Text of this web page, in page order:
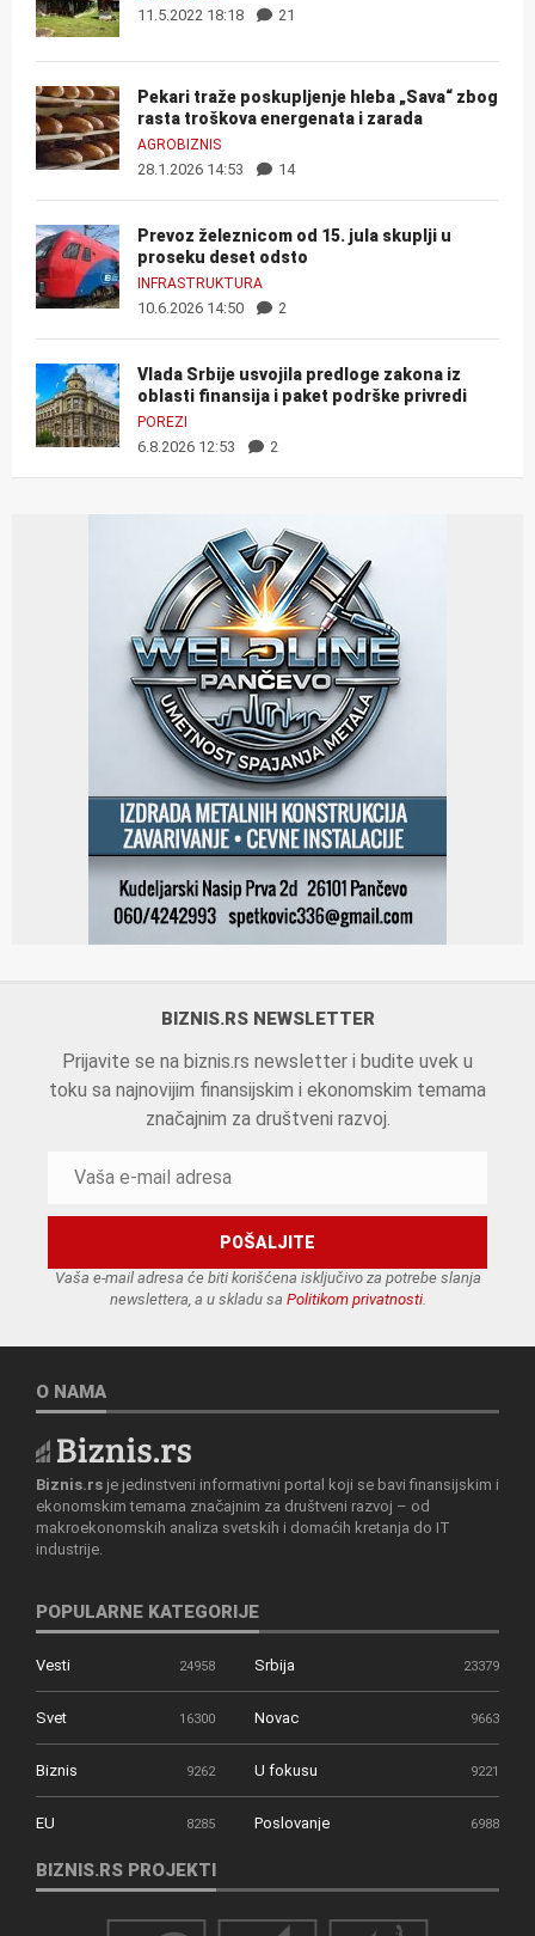
11.5.2022 18:18 21
Pekari traže poskupljenje hleba „Sava“ zbog
rasta troškova energenata i zarada
AGROBIZNIS
28.1.2026 14:53 14
Prevoz železnicom od 15. jula skuplji u
proseku deset odsto
INFRASTRUKTURA
10.6.2026 14:50 2
Vlada Srbije usvojila predloge zakona iz
oblasti finansija i paket podrške privredi
POREZI
6.8.2026 12:53 2
BIZNIS.RS NEWSLETTER
Prijavite se na biznis.rs newsletter i budite uvek u
toku sa najnovijim finansijskim i ekonomskim temama
značajnim za društveni razvoj.
Vaša e-mail adresa će biti korišćena isključivo za potrebe slanja
newslettera, a u skladu sa Politikom privatnosti.
O NAMA
Biznis.rs je jedinstveni informativni portal koji se bavi finansijskim i
ekonomskim temama značajnim za društveni razvoj – od
makroekonomskih analiza svetskih i domaćih kretanja do IT
industrije.
POPULARNE KATEGORIJE
Vesti 24958 Srbija 23379
Svet 16300 Novac 9663
Biznis 9262 U fokusu 9221
EU 8285 Poslovanje 6988
BIZNIS.RS PROJEKTI